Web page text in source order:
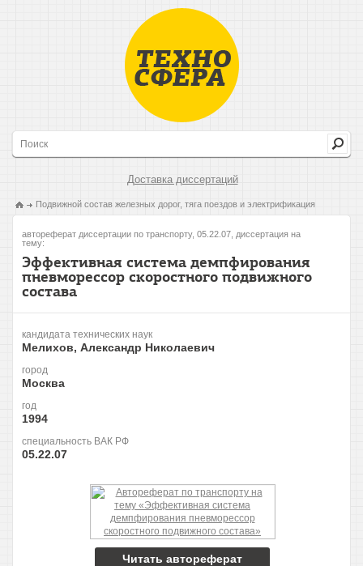
Доставка диссертаций
Подвижной состав железных дорог, тяга поездов и электрификация
автореферат диссертации по транспорту, 05.22.07, диссертация на
тему:
Эффективная система демпфирования
пневморессор скоростного подвижного
состава
кандидата технических наук
Мелихов, Александр Николаевич
город
Москва
год
1994
специальность ВАК РФ
05.22.07
Читать автореферат